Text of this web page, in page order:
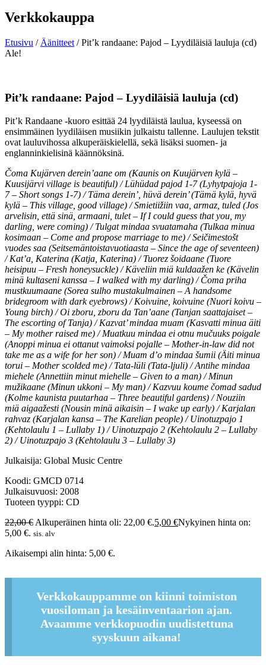
Verkkokauppa
Etusivu / Äänitteet / Pit’k randaane: Pajod – Lyydiläisiä lauluja (cd)
Ale!
Pit’k randaane: Pajod – Lyydiläisiä lauluja (cd)
Pit’k Randaane -kuoro esittää 24 lyydiläistä laulua, kyseessä on
ensimmäinen lyydiläisen musiikin julkaistu tallenne. Laulujen tekstit
ovat lauluvihossa alkuperäiskielellä, sekä lisäksi suomen- ja
englanninkielisinä käännöksinä.
Čoma Kujärven derein’aane om (Kaunis on Kuujärven kylä –
Kuusijärvi village is beautiful) / Lühüdad pajod 1-7 (Lyhytpajoja 1-
7 – Short songs 1-7) / Täma derein’, hüvä derein’ (Tämä kylä, hyvä
kylä – This village, good village) / Smietiižiin vaa, armaz, tuled (Jos
arvelisin, että sinä, armaani, tulet – If I could guess that you, my
darling, were coming) / Tulgat mindaa svuatamaha (Tulkaa minua
kosimaan – Come and propose marriage to me) / Seičimestošt
vuodes saa (Seitsemäntoistavuotiaasta – Since the age of seventeen)
/ Kat’a, Katerina (Katja, Katerina) / Tuorez šoidaane (Tuore
heisipuu – Fresh honeysuckle) / Käveliin miä kuldaažen ke (Kävelin
minä kultaseni kanssa – I walked with my darling) / Čoma priha
mustkuumaane (Sorea sulho mustakulmainen – A handsome
bridegroom with dark eyebrows) / Koivuine, koivuine (Nuori koivu –
Young birch) / Oi zboru, zboru da Tan’aane (Tanjan saattajaiset –
The escorting of Tanja) / Kazvat’ mindaa muam (Kasvatti minua äiti
– My mother raised me) / Muatkuu mindaa ei otnu mučuuks poigale
(Anoppi minua ei ottanut vaimoksi pojalle – Mother-in-law did not
take me as a wife for her son) / Muam d’o mindaa šumii (Äiti minua
torui – Mother scolded me) / Tata-lüli (Tata-ljuli) / Antihe mindaa
miehele (Annettiin minut miehelle – Given to a man) / Minun
mužikaane (Minun ukkoni – My man) / Kazvuu koume čomad sadud
(Kolme kaunista puutarhaa – Three beautiful gardens) / Nouziin
miä aigaažesti (Nousin minä aikaisin – I wake up early) / Karjalan
rahvaz (Karjalan kansa – The Karelian people) / Uinotuzpajo 1
(Kehtolaulu 1 – Lullaby 1) / Uinotuzpajo 2 (Kehtolaulu 2 – Lullaby
2) / Uinotuzpajo 3 (Kehtolaulu 3 – Lullaby 3)
Julkaisija: Global Music Centre
Koodi: GMCD 0714
Julkaisuvuosi: 2008
Tuoteen tyyppi: CD
22,00€ Alkuperäinen hinta oli: 22,00 €.5,00 €Nykyinen hinta on:
5,00 €. sis. alv
Aikaisempi alin hinta: 5,00 €.
Verkkokauppamme on kiinni toimiston
vuosiloman ja kesäinventaarion ajan.
Avaamme verkkopuodin uudistettuna
syyskuun aikana!